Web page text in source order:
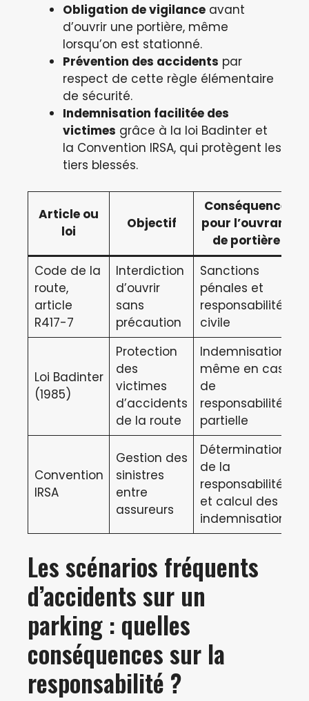
Obligation de vigilance avant
d’ouvrir une portière, même
lorsqu’on est stationné.
Prévention des accidents par
respect de cette règle élémentaire
de sécurité.
Indemnisation facilitée des
victimes grâce à la loi Badinter et
la Convention IRSA, qui protègent les
tiers blessés.
Article ou
loi
Objectif
Conséquence
pour l’ouvrant
de portière
Code de la
route,
article
R417-7
Interdiction
d’ouvrir
sans
précaution
Sanctions
pénales et
responsabilité
civile
Loi Badinter
(1985)
Protection
des
victimes
d’accidents
de la route
Indemnisation
même en cas
de
responsabilité
partielle
Convention
IRSA
Gestion des
sinistres
entre
assureurs
Détermination
de la
responsabilité
et calcul des
indemnisations
Les scénarios fréquents
d’accidents sur un
parking : quelles
conséquences sur la
responsabilité ?